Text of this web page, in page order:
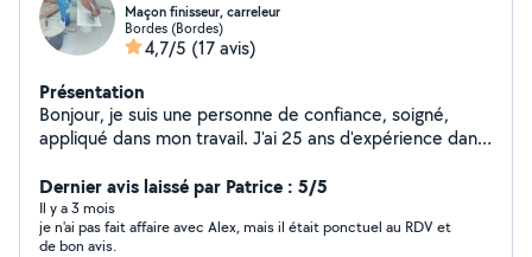
Maçon finisseur, carreleur
Bordes (Bordes)
4,7/5 (17 avis)
Présentation
Bonjour, je suis une personne de confiance, soigné,
appliqué dans mon travail. J'ai 25 ans d'expérience dans
bétonnière et un camion benne.
Dernier avis laissé par Patrice : 5/5
Il y a 3 mois
je n'ai pas fait affaire avec Alex, mais il était ponctuel au RDV et
de bon avis.